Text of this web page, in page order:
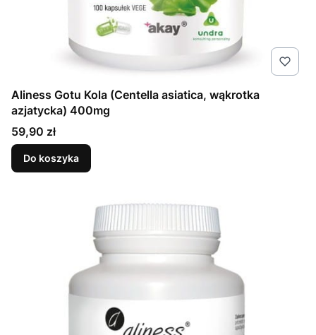
Aliness Gotu Kola (Centella asiatica, wąkrotka
azjatycka) 400mg
Cena
59,90 zł
Do koszyka